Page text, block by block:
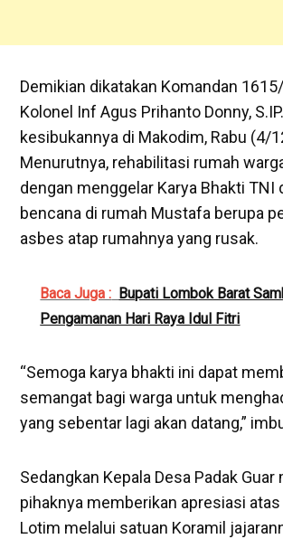
Demikian dikatakan Komandan
Kolonel Inf Agus Prihanto Donny,
kesibukannya di Makodim, Rabu (4/
Menurutnya, rehabilitasi rumah
dengan menggelar Karya Bhakti TNI
bencana di rumah Mustafa berupa
asbes atap rumahnya yang rusak.
Baca Juga : Bupati Lombok Barat
Pengamanan Hari Raya Idul Fitri
“Semoga karya bhakti ini dapat
semangat bagi warga untuk
yang sebentar lagi akan datang,”
Sedangkan Kepala Desa Padak Guar
pihaknya memberikan apresiasi
Lotim melalui satuan Koramil